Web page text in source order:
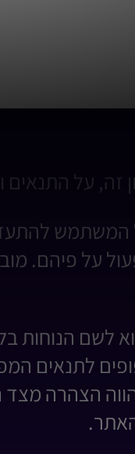
על התנאים
על פיהם.
לשם הנוחות
לתנאים
הצהרה מצד